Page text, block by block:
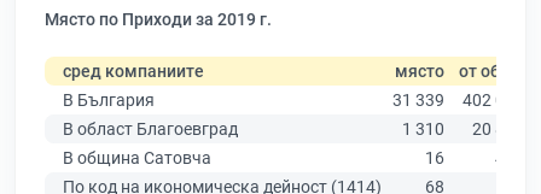
Място по Приходи за 2019 г.
сред компаниите място от общо
В България
31 339
402 068
В област Благоевград
1 310
20 815
В община Сатовча
16
417
По код на икономическа дейност (1414)
68